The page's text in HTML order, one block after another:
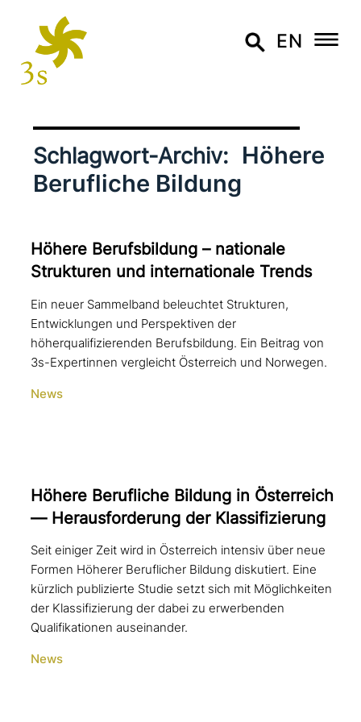
EN
Schlagwort-Archiv: Höhere
Berufliche Bildung
Höhere Berufsbildung – nationale
Strukturen und inter­na­tio­na­le Trends
Ein neuer Sammelband beleuchtet Strukturen,
Entwicklungen und Perspektiven der
höherqualifizierenden Berufsbildung. Ein Beitrag von
3s-Expertinnen vergleicht Österreich und Norwegen.
News
Höhere Berufliche Bildung in Österreich
— Herausforderung der Klassifizierung
Seit einiger Zeit wird in Österreich intensiv über neue
Formen Höherer Beruflicher Bildung diskutiert. Eine
kürzlich publizierte Studie setzt sich mit Möglichkeiten
der Klassifizierung der dabei zu erwerbenden
Qualifikationen auseinander.
News